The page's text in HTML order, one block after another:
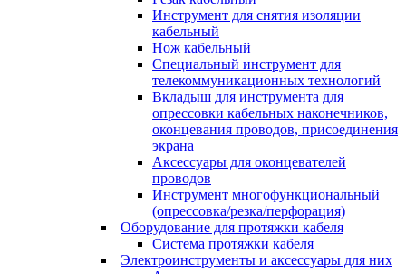
Инструмент для снятия изоляции
кабельный
Нож кабельный
Специальный инструмент для
телекоммуникационных технологий
Вкладыш для инструмента для
опрессовки кабельных наконечников,
оконцевания проводов, присоединения
экрана
Аксессуары для оконцевателей
проводов
Инструмент многофункциональный
(опрессовка/резка/перфорация)
Оборудование для протяжки кабеля
Система протяжки кабеля
Электроинструменты и аксессуары для них